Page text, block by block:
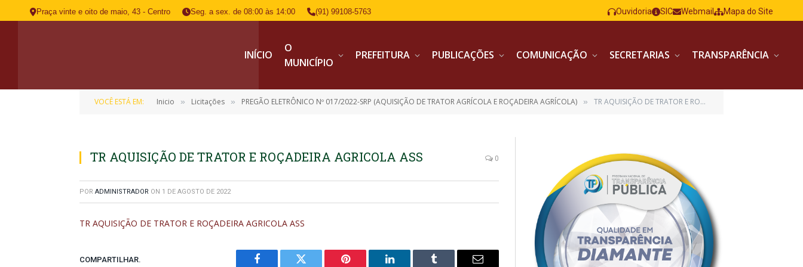
Praça vinte e oito de maio, 43 - Centro Seg. a sex. de 08:00 às 14:00 (91) 99108-5763 Ouvidoria SIC Webmail Mapa do Site
INÍCIO
O
MUNICÍPIO
PREFEITURA PUBLICAÇÕES COMUNICAÇÃO SECRETARIAS TRANSPARÊNCIA
VOCÊ ESTÁ EM: Inicio » Licitações » PREGÃO ELETRÔNICO Nº 017/2022-SRP (AQUISIÇÃO DE TRATOR AGRÍCOLA E ROÇADEIRA AGRÍCOLA) » TR AQUISIÇÃO DE TRATOR E ROÇADEIRA AGRICOLA ASS
TR AQUISIÇÃO DE TRATOR E ROÇADEIRA AGRICOLA ASS 0
POR ADMINISTRADOR ON 1 DE AGOSTO DE 2022
TR AQUISIÇÃO DE TRATOR E ROÇADEIRA AGRICOLA ASS
COMPARTILHAR.